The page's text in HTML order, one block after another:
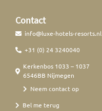
Contact
info@luxe-hotels-resorts.nl
+31 (0) 24 3240040
Kerkenbos 1033 – 1037
6546BB Nijmegen
Neem contact op
Bel me terug